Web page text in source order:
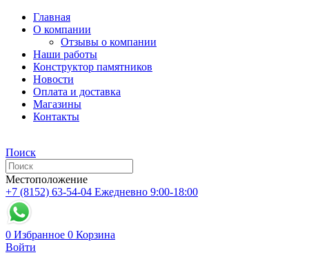
Главная
О компании
Отзывы о компании
Наши работы
Конструктор памятников
Новости
Оплата и доставка
Магазины
Контакты
Поиск
Местоположение
+7 (8152) 63-54-04 Ежедневно 9:00-18:00
0 Избранное 0 Корзина
Войти